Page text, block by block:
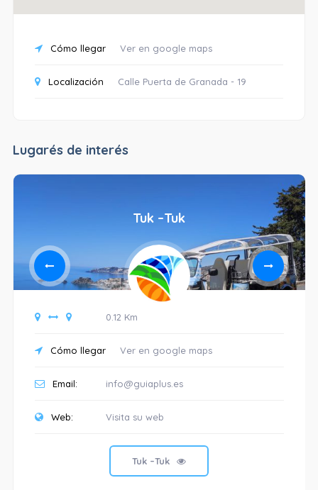
Cómo llegar Ver en google maps
Localización Calle Puerta de Granada - 19
Lugarés de interés
Tuk –Tuk
0.12 Km
Cómo llegar Ver en google maps
Email: info@guiaplus.es
Web: Visita su web
Tuk –Tuk